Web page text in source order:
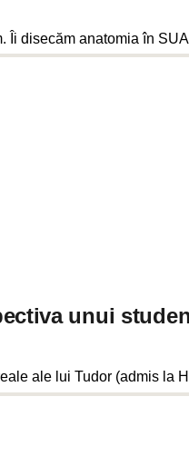
Îi disecăm anatomia în
unui
ale lui Tudor (admis la